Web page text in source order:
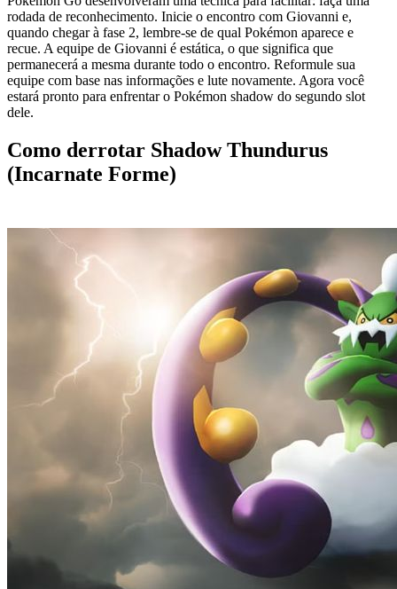
rodada de reconhecimento. Inicie o encontro com Giovanni e,
quando chegar à fase 2, lembre-se de qual Pokémon aparece e
recue. A equipe de Giovanni é estática, o que significa que
permanecerá a mesma durante todo o encontro. Reformule sua
equipe com base nas informações e lute novamente. Agora você
estará pronto para enfrentar o Pokémon shadow do segundo slot
dele.
Como derrotar Shadow Thundurus
(Incarnate Forme)